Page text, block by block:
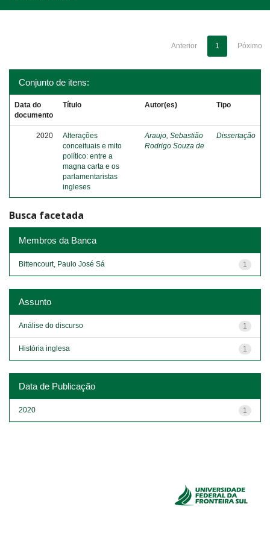
Anterior 1 Póximo
Conjunto de itens:
Data do
documento
Título Autor(es) Tipo
2020
Alterações
conceituais e mito
político: entre a
magna carta e os
parlamentaristas
ingleses
Araujo, Sebastião
Rodrigo Souza de
Dissertação
Busca facetada
Membros da Banca
1
Bittencourt, Paulo José Sá
Assunto
1
Análise do discurso
1
História inglesa
Data de Publicação
1
2020